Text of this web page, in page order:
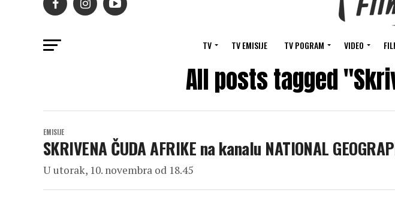
TV TV EMISIJE TV POGRAM VIDEO
All posts tagged
EMISIJE
SKRIVENA ČUDA AFRIKE na kanalu NATIONAL
U utorak, 10. novembra od 18.45